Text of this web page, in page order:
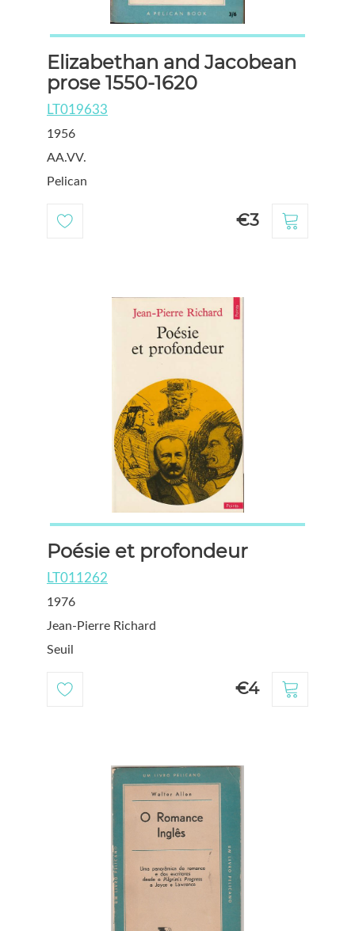
Elizabethan and Jacobean
prose 1550-1620
LT019633
1956
AA.VV.
Pelican
€3
Poésie et profondeur
LT011262
1976
Jean-Pierre Richard
Seuil
€4